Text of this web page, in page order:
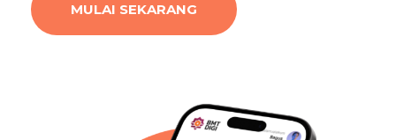
MULAI SEKARANG